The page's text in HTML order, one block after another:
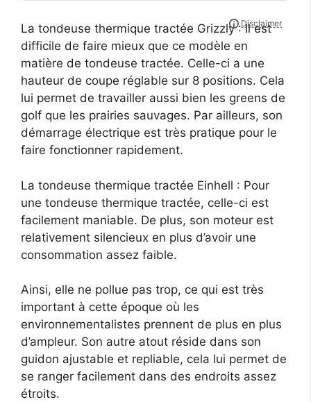
La tondeuse thermique tractée Grizzly : Il est
difficile de faire mieux que ce modèle en
matière de tondeuse tractée. Celle-ci a une
hauteur de coupe réglable sur 8 positions. Cela
lui permet de travailler aussi bien les greens de
golf que les prairies sauvages. Par ailleurs, son
démarrage électrique est très pratique pour le
faire fonctionner rapidement.
La tondeuse thermique tractée Einhell : Pour
une tondeuse thermique tractée, celle-ci est
facilement maniable. De plus, son moteur est
relativement silencieux en plus d’avoir une
consommation assez faible.
Ainsi, elle ne pollue pas trop, ce qui est très
important à cette époque où les
environnementalistes prennent de plus en plus
d’ampleur. Son autre atout réside dans son
guidon ajustable et repliable, cela lui permet de
se ranger facilement dans des endroits assez
étroits.